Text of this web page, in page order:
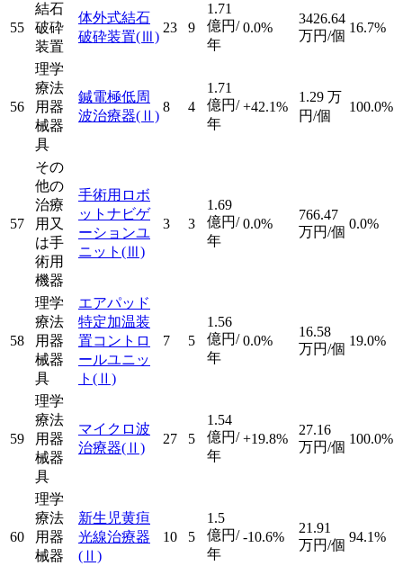
55
結石
破砕
装置
体外式結石
破砕装置(Ⅲ)
23 9
1.71
億円/
年
0.0%
3426.64
万円/個
16.7%
56
理学
療法
用器
械器
具
鍼電極低周
波治療器(Ⅱ)
8 4
1.71
億円/
年
+42.1%
1.29 万
円/個
100.0%
57
その
他の
治療
用又
は手
術用
機器
手術用ロボ
ットナビゲ
ーションユ
ニット (Ⅲ)
3 3
1.69
億円/
年
0.0%
766.47
万円/個
0.0%
58
理学
療法
用器
械器
具
エアパッド
特定加温装
置コントロ
ールユニッ
ト (Ⅱ)
7 5
1.56
億円/
年
0.0%
16.58
万円/個
19.0%
59
理学
療法
用器
械器
具
マイクロ波
治療器(Ⅱ)
27 5
1.54
億円/
年
+19.8%
27.16
万円/個
100.0%
60
理学
療法
用器
械器
新生児黄疸
光線治療器
(Ⅱ)
10 5
1.5
億円/
年
-10.6%
21.91
万円/個
94.1%